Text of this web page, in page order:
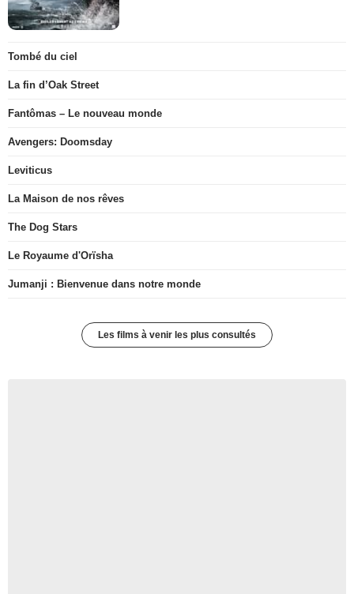
Tombé du ciel
La fin d’Oak Street
Fantômas – Le nouveau monde
Avengers: Doomsday
Leviticus
La Maison de nos rêves
The Dog Stars
Le Royaume d'Orïsha
Jumanji : Bienvenue dans notre monde
Les films à venir les plus consultés